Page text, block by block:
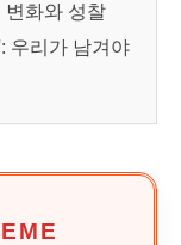
변화와 성찰
우리가 남겨야